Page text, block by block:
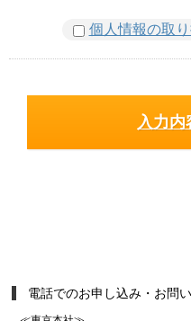
個人情報の取
電話でのお申し込み・お問